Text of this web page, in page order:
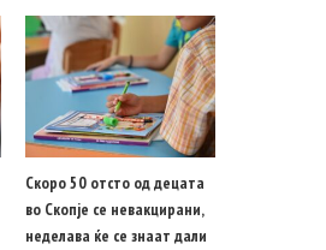
Скоро 50 отсто од децата
во Скопје се невакцирани,
неделава ќе се знаат дали